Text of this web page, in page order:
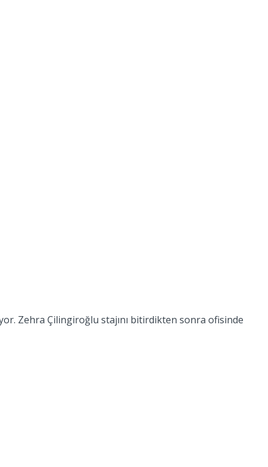
Zehra Çilingiroğlu stajını bitirdikten sonra ofisinde